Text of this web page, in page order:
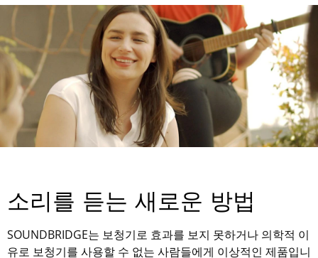
소리를 듣는 새로운 방법
SOUNDBRIDGE는 보청기로 효과를 보지 못하거나 의학적 이
유로 보청기를 사용할 수 없는 사람들에게 이상적인 제품입니